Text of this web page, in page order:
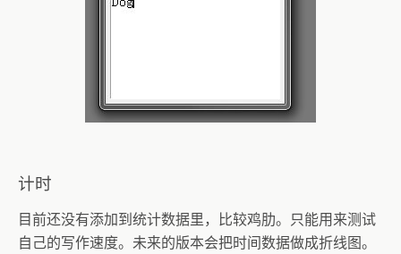
计时
目前还没有添加到统计数据里，比较鸡肋。只能用来测试
自己的写作速度。未来的版本会把时间数据做成折线图。